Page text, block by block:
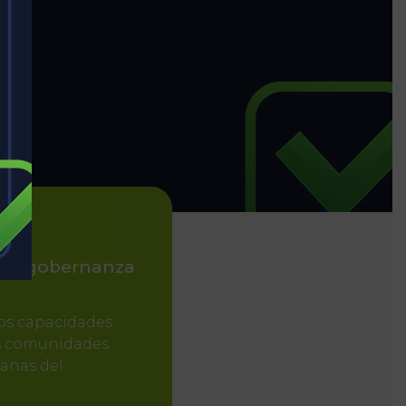
y gobernanza
capacidades
comunidades
del